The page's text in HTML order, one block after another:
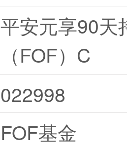
平安元享90天
（FOF）C
022998
FOF基金